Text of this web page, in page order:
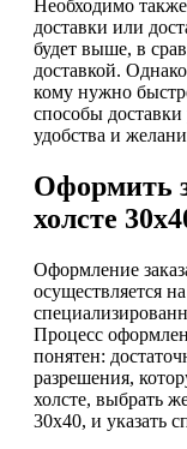
Необходимо
доставки или
будет выше, в
доставкой.
кому нужно
способы
удобства и
Оформить
холсте
Оформление
осуществляется
Процесс
понятен:
разрешения,
холсте, выбрать
30х40, и указать